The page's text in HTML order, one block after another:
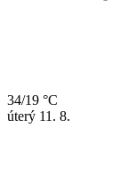
34/19 °C
úterý 11. 8.